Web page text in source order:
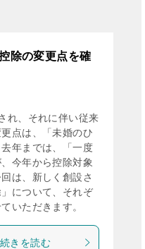
除の変更点を確
れ、それに伴い従来
点は、「未婚のひ
年までは、「一度
今年から控除対象
は、新しく創設さ
について、それぞ
いただきます。
続きを読む